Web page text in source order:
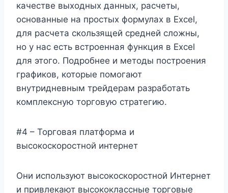
качестве выходных данных, расчеты,
основанные на простых формулах в Excel,
для расчета скользящей средней сложны,
но у нас есть встроенная функция в Excel
для этого. Подробнее и методы построения
графиков, которые помогают
внутридневным трейдерам разработать
комплексную торговую стратегию.
#4 – Торговая платформа и
высокоскоростной интернет
Они используют высокоскоростной Интернет
и привлекают высококлассные торговые